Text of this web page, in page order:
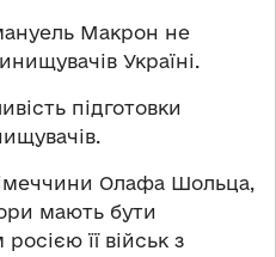
Макрон не
Україні.
підготовки
Олафа Шольца,
мають бути
її військ з